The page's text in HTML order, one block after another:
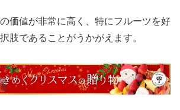
価値が非常に高く、特にフルーツを好
肢であることがうかがえます。